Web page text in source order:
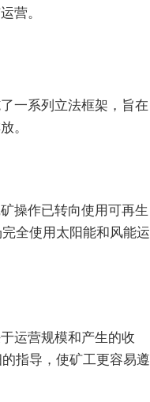
营。
一系列立法框架，旨在
。
操作已转向使用可再生
全使用太阳能和风能运
运营规模和产生的收
指导，使矿工更容易遵